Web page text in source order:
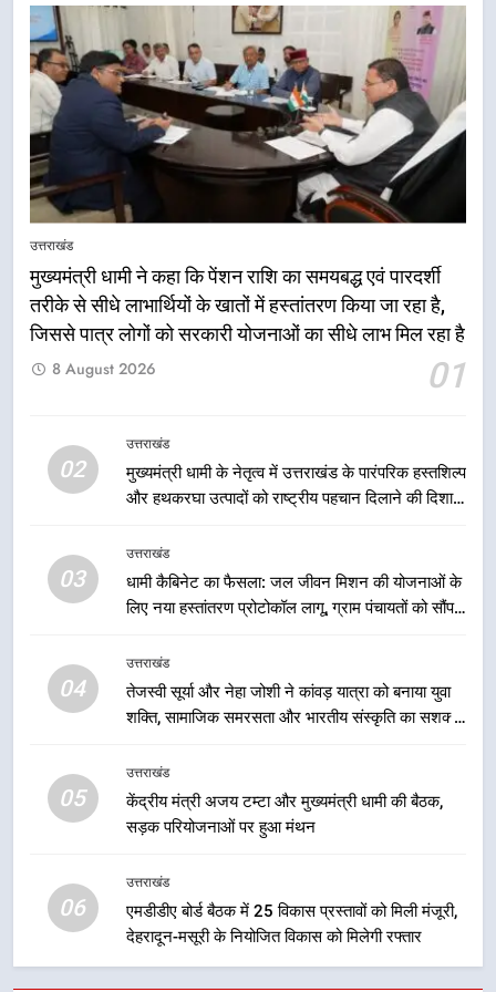
उत्तराखंड
मुख्यमंत्री धामी ने कहा कि पेंशन राशि का समयबद्ध एवं पारदर्शी
तरीके से सीधे लाभार्थियों के खातों में हस्तांतरण किया जा रहा है,
जिससे पात्र लोगों को सरकारी योजनाओं का सीधे लाभ मिल रहा है
01
8 August 2026
02
उत्तराखंड
मुख्यमंत्री धामी के नेतृत्व में उत्तराखंड के पारंपरिक हस्तशिल्प
और हथकरघा उत्पादों को राष्ट्रीय पहचान दिलाने की दिशा में
03
उत्तराखंड
धामी कैबिनेट का फैसला: जल जीवन मिशन की योजनाओं के
लिए नया हस्तांतरण प्रोटोकॉल लागू, ग्राम पंचायतों को सौंपने
04
उत्तराखंड
तेजस्वी सूर्या और नेहा जोशी ने कांवड़ यात्रा को बनाया युवा
शक्ति, सामाजिक समरसता और भारतीय संस्कृति का सशक्त
05
उत्तराखंड
केंद्रीय मंत्री अजय टम्टा और मुख्यमंत्री धामी की बैठक,
सड़क परियोजनाओं पर हुआ मंथन
06
उत्तराखंड
एमडीडीए बोर्ड बैठक में 25 विकास प्रस्तावों को मिली मंजूरी,
देहरादून-मसूरी के नियोजित विकास को मिलेगी रफ्तार
नियोजित विकास को मिलेगी रफ्तार
उत्तराखंड
7
मुख्यमंत्री धामी के प्रयासों से बनबसा रेलवे
स्टेशन पर अछनेरा-टनकपुर एक्सप्रेस का
ठहराव हुआ स्वीकृत
8
यात्रा में सुरक्षा, स्वास्थ्य और आपातकालीन
सेवाओं की बनी मजबूत व्यवस्था
उत्तराखंड
1
मुख्यमंत्री धामी ने कहा कि पेंशन राशि का
रहा है, जिससे पात्र लोगों को सरकारी
योजनाओं का सीधे लाभ मिल रहा है
को राष्ट्रीय पहचान दिलाने की दिशा में
निरंतर प्रयास
उत्तराखंड
धामी कैबिनेट का फैसला: जल जीवन
मिशन की योजनाओं के लिए नया हस्तांतरण
4
तेजस्वी सूर्या और नेहा जोशी ने कांवड़
संदेश